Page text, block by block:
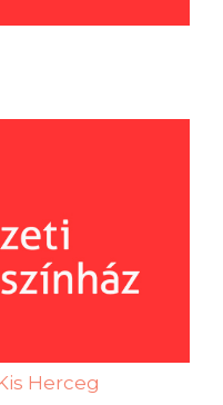
Herceg